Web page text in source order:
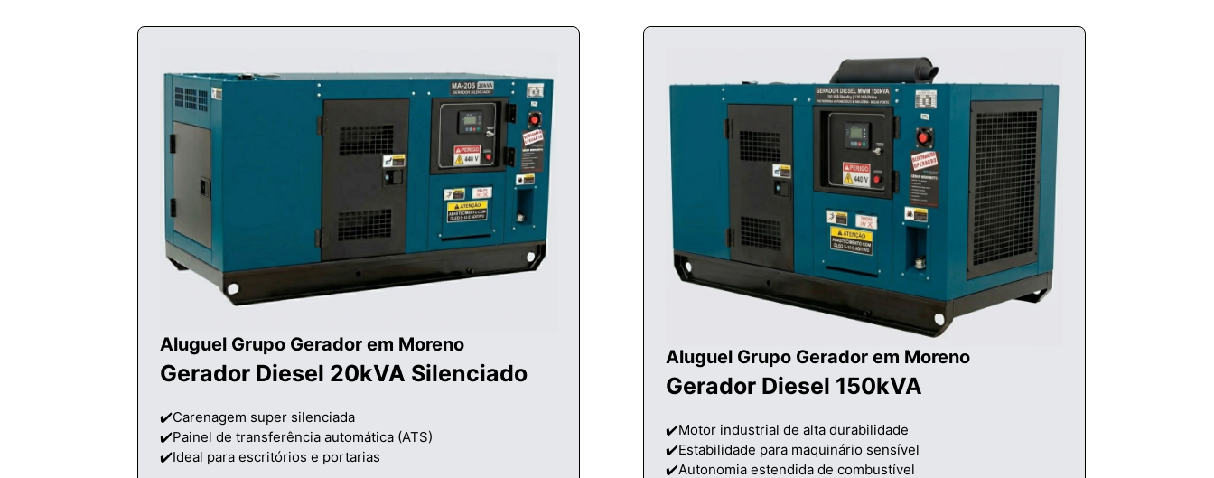
Aluguel Grupo Gerador em Moreno
Gerador Diesel 20kVA Silenciado
✔️Carenagem super silenciada
✔️Painel de transferência automática (ATS)
✔️Ideal para escritórios e portarias
Aluguel Grupo Gerador em Moreno
Gerador Diesel 150kVA
✔️Motor industrial de alta durabilidade
✔️Estabilidade para maquinário sensível
✔️Autonomia estendida de combustível